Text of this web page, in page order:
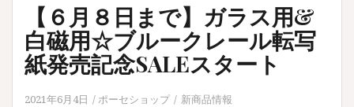
【６月８日まで】ガラス用&
白磁用☆ブルークレール転写
紙発売記念SALEスタート
2021年6月4日 ポーセショップ 新商品情報